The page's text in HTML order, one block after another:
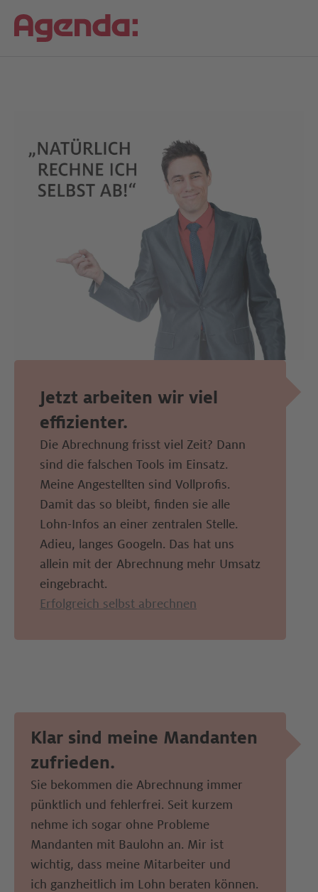
Jetzt arbeiten wir viel
effizienter.
Die Abrechnung frisst viel Zeit? Dann
sind die falschen Tools im Einsatz.
Meine Angestellten sind Vollprofis.
Damit das so bleibt, finden sie alle
Lohn-Infos an einer zentralen Stelle.
Adieu, langes Googeln. Das hat uns
allein mit der Abrechnung mehr Umsatz
eingebracht.
Erfolgreich selbst abrechnen
Klar sind meine Mandanten
zufrieden.
Sie bekommen die Abrechnung immer
pünktlich und fehlerfrei. Seit kurzem
nehme ich sogar ohne Probleme
Mandanten mit Baulohn an. Mir ist
wichtig, dass meine Mitarbeiter und
ich ganzheitlich im Lohn beraten können.